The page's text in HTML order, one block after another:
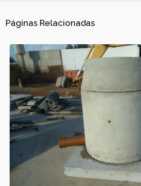
Páginas Relacionadas